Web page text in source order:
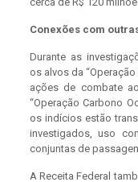
Conexões com
Durante as
os alvos da
ações de combate
“Operação Carbono
os indícios estão
investigados, uso
conjuntas de
A Receita Federal